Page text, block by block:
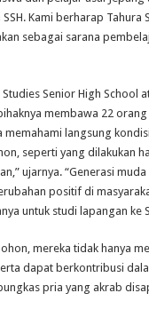
Kami berharap Tahura
sebagai sarana
Senior High School
membawa 22
langsung
seperti yang dilakukan
ujarnya. “Generasi
positif di
untuk studi lapangan ke
mereka tidak hanya
dapat berkontribusi
pria yang akrab